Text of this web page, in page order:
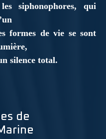
siphonophores, qui
formes de vie se sont
silence total.
de